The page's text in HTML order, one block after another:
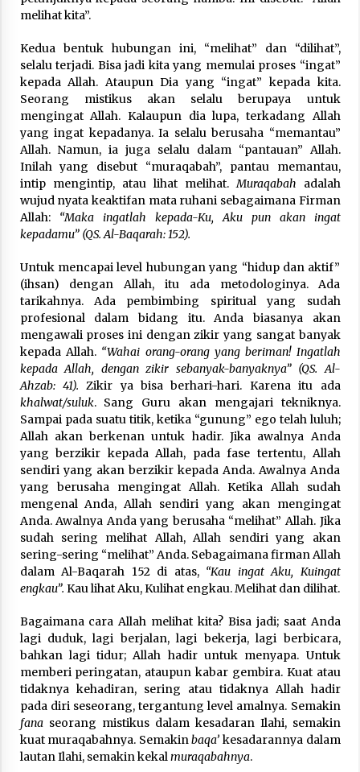
melihat kita”.
Kedua bentuk hubungan ini, “melihat” dan “dilihat”,
selalu terjadi. Bisa jadi kita yang memulai proses “ingat”
kepada Allah. Ataupun Dia yang “ingat” kepada kita.
Seorang mistikus akan selalu berupaya untuk
mengingat Allah. Kalaupun dia lupa, terkadang Allah
yang ingat kepadanya. Ia selalu berusaha “memantau”
Allah. Namun, ia juga selalu dalam “pantauan” Allah.
Inilah yang disebut “muraqabah”, pantau memantau,
intip mengintip, atau lihat melihat.Muraqabah adalah
wujud nyata keaktifan mata ruhani sebagaimana Firman
Allah: “Maka ingatlah kepada-Ku, Aku pun akan ingat
kepadamu” (QS. Al-Baqarah: 152).
Untuk mencapai level hubungan yang “hidup dan aktif”
(ihsan) dengan Allah, itu ada metodologinya. Ada
tarikahnya. Ada pembimbing spiritual yang sudah
profesional dalam bidang itu. Anda biasanya akan
mengawali proses ini dengan zikir yang sangat banyak
kepada Allah. “Wahai orang-orang yang beriman! Ingatlah
kepada Allah, dengan zikir sebanyak-banyaknya” (QS. Al-
Ahzab: 41).Zikir ya bisa berhari-hari. Karena itu ada
khalwat/suluk. Sang Guru akan mengajari tekniknya.
Sampai pada suatu titik, ketika “gunung” ego telah luluh;
Allah akan berkenan untuk hadir. Jika awalnya Anda
yang berzikir kepada Allah, pada fase tertentu, Allah
sendiri yang akan berzikir kepada Anda. Awalnya Anda
yang berusaha mengingat Allah. Ketika Allah sudah
mengenal Anda, Allah sendiri yang akan mengingat
Anda. Awalnya Anda yang berusaha “melihat” Allah. Jika
sudah sering melihat Allah, Allah sendiri yang akan
sering-sering “melihat” Anda. Sebagaimana firman Allah
dalam Al-Baqarah 152 di atas, “Kau ingat Aku, Kuingat
engkau”. Kau lihat Aku, Kulihat engkau. Melihat dan dilihat.
Bagaimana cara Allah melihat kita? Bisa jadi; saat Anda
lagi duduk, lagi berjalan, lagi bekerja, lagi berbicara,
bahkan lagi tidur; Allah hadir untuk menyapa. Untuk
memberi peringatan, ataupun kabar gembira. Kuat atau
tidaknya kehadiran, sering atau tidaknya Allah hadir
pada diri seseorang, tergantung level amalnya. Semakin
fanaseorang mistikus dalam kesadaran Ilahi, semakin
kuat muraqabahnya. Semakinbaqa’ kesadarannya dalam
lautan Ilahi, semakin kekalmuraqabahnya.